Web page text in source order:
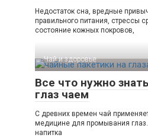
Недостаток сна, вредные
правильного питания, стрессы
состояние кожных покровов,
Чай и здоровье
Все что нужно
глаз чаем
С древних времен чай
медицине для промывания
напитка